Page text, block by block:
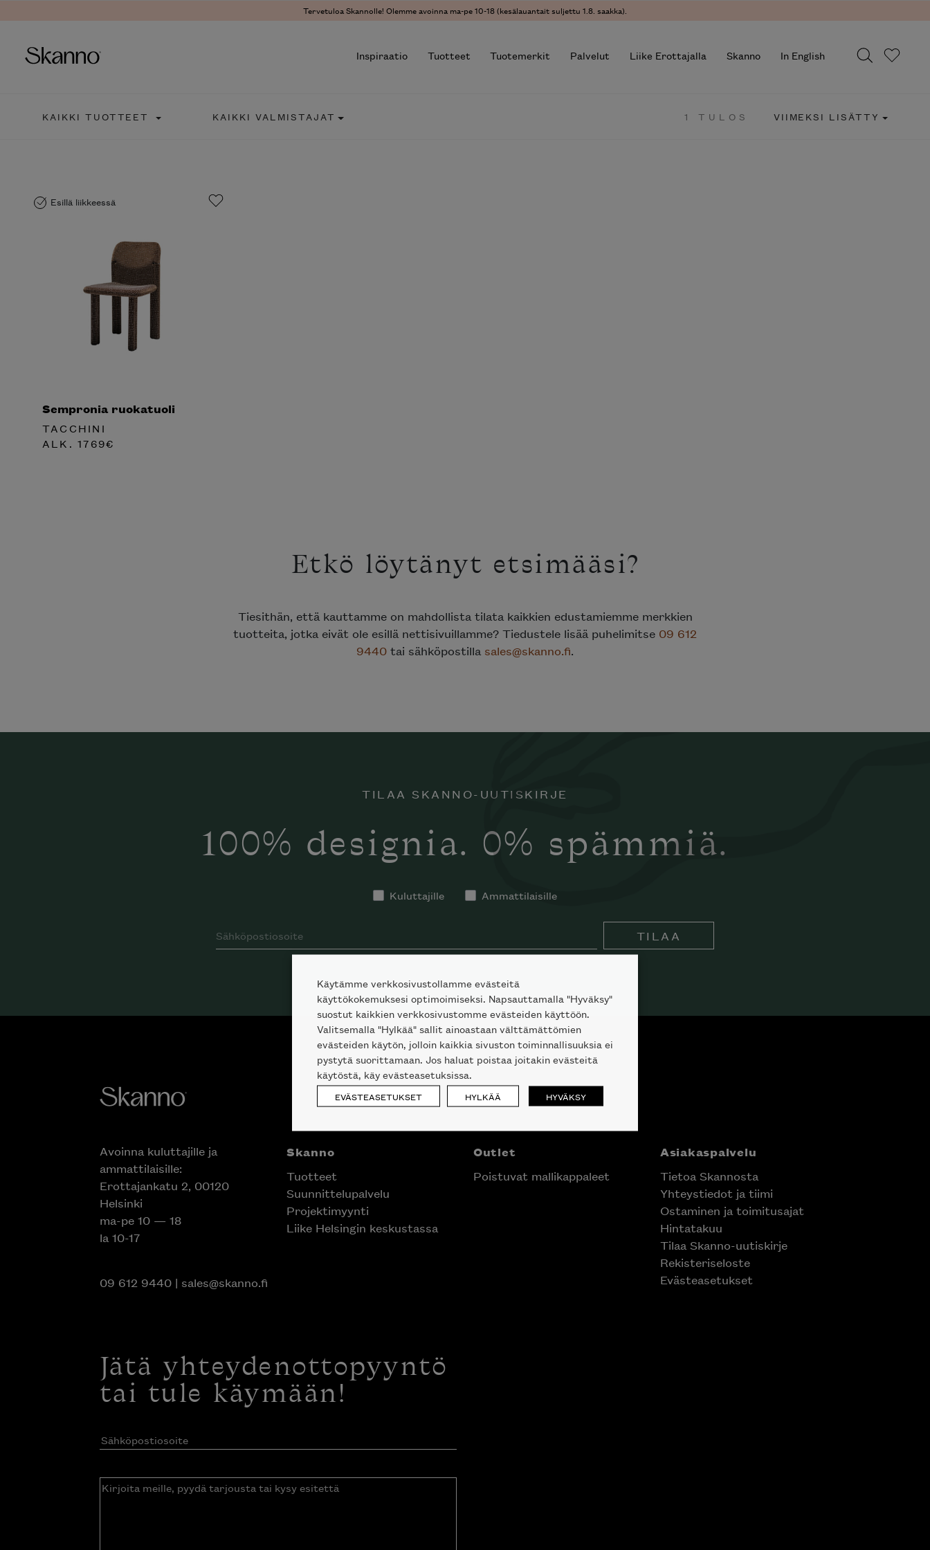
Tervetuloa Skannolle! Olemme avoinna ma-pe 10-18 (kesälauantait suljettu 1.8. saakka).
Inspiraatio Tuotteet Tuotemerkit Palvelut Liike Erottajalla Skanno In English
KAIKKI TUOTTEET KAIKKI VALMISTAJAT 1 TULOS VIIMEKSI LISÄTTY
Esillä liikkeessä
Sempronia ruokatuoli
TACCHINI
ALK.1769€
Etkö löytänyt etsimääsi?
Tiesithän, että kauttamme on mahdollista tilata kaikkien edustamiemme merkkien
tuotteita, jotka eivät ole esillä nettisivuillamme? Tiedustele lisää puhelimitse 09 612
9440 tai sähköpostilla sales@skanno.fi.
TILAA SKANNO-UUTISKIRJE
100% designia. 0% spämmiä.
Kuluttajille Ammattilaisille
TILAA
Avoinna kuluttajille ja
ammattilaisille:
Erottajankatu 2, 00120
Helsinki
ma-pe 10 — 18
la 10-17
09 612 9440| sales@skanno.fi
Skanno
Tuotteet
Suunnittelupalvelu
Projektimyynti
Liike Helsingin keskustassa
Outlet
Poistuvat mallikappaleet
Asiakaspalvelu
Tietoa Skannosta
Yhteystiedot ja tiimi
Ostaminen ja toimitusajat
Hintatakuu
Tilaa Skanno-uutiskirje
Rekisteriseloste
Evästeasetukset
Jätä yhteydenottopyyntö
tai tule käymään!
Sähköpostiosoite(Pakollinen)
Kirjoita
Käytämme verkkosivustollamme evästeitä
käyttökokemuksesi optimoimiseksi. Napsauttamalla "Hyväksy"
suostut kaikkien verkkosivustomme evästeiden käyttöön.
Valitsemalla "Hylkää" sallit ainoastaan välttämättömien
evästeiden käytön, jolloin kaikkia sivuston toiminnallisuuksia ei
pystytä suorittamaan. Jos haluat poistaa joitakin evästeitä
käytöstä, käy evästeasetuksissa.
EVÄSTEASETUKSET HYLKÄÄ HYVÄKSY